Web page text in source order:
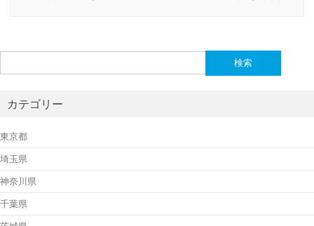
索:
カテゴリー
東京都
埼玉県
神奈川県
千葉県